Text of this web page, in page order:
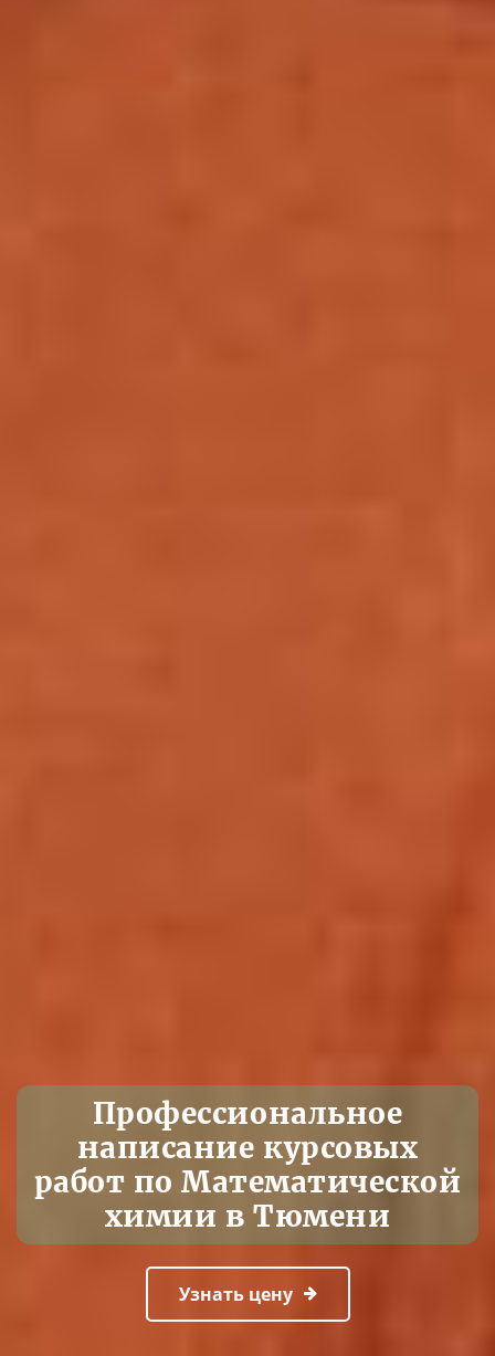
Профессиональное
написание курсовых
работ по Математической
химии в Тюмени
Узнать цену